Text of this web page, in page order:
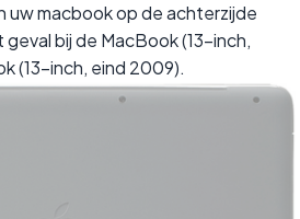
uw macbook op de achterzijde
bij de MacBook (13-inch,
(13-inch, eind 2009).